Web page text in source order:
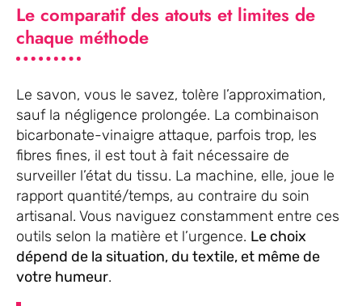
Le comparatif des atouts et limites de
chaque méthode
Le savon, vous le savez, tolère l’approximation,
sauf la négligence prolongée. La combinaison
bicarbonate-vinaigre attaque, parfois trop, les
fibres fines, il est tout à fait nécessaire de
surveiller l’état du tissu. La machine, elle, joue le
rapport quantité/temps, au contraire du soin
artisanal. Vous naviguez constamment entre ces
outils selon la matière et l’urgence. Le choix
dépend de la situation, du textile, et même de
votre humeur.